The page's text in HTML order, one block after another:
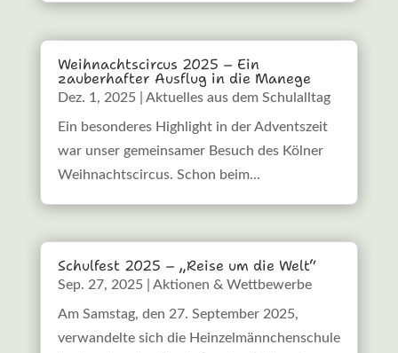
Weihnachtscircus 2025 – Ein
zauberhafter Ausflug in die Manege
Dez. 1, 2025| Aktuelles aus dem Schulalltag
Ein besonderes Highlight in der Adventszeit
war unser gemeinsamer Besuch des Kölner
Weihnachtscircus. Schon beim...
Schulfest 2025 – „Reise um die Welt“
Sep. 27, 2025| Aktionen & Wettbewerbe
Am Samstag, den 27. September 2025,
verwandelte sich die Heinzelmännchenschule